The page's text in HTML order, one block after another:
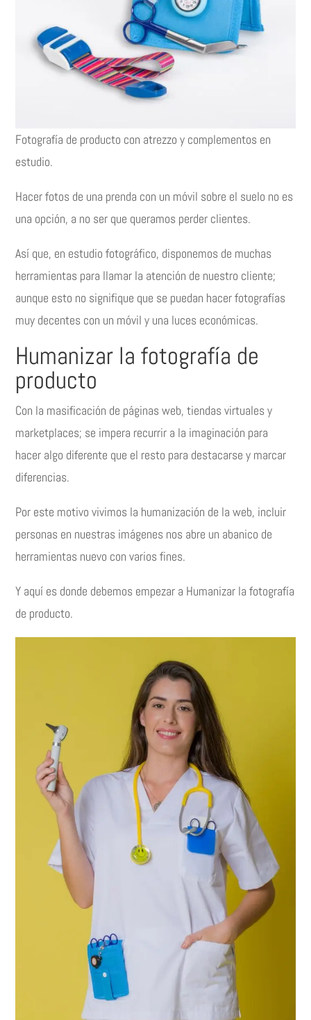
Fotografía de producto con atrezzo y complementos en
estudio.
Hacer fotos de una prenda con un móvil sobre el suelo no es
una opción, a no ser que queramos perder clientes.
Así que, en estudio fotográfico, disponemos de muchas
herramientas para llamar la atención de nuestro cliente;
aunque esto no signifique que se puedan hacer fotografías
muy decentes con un móvil y una luces económicas.
Humanizar la fotografía de
producto
Con la masificación de páginas web, tiendas virtuales y
marketplaces; se impera recurrir a la imaginación para
hacer algo diferente que el resto para destacarse y marcar
diferencias.
Por este motivo vivimos la humanización de la web, incluir
personas en nuestras imágenes nos abre un abanico de
herramientas nuevo con varios fines.
Y aquí es donde debemos empezar a Humanizar la fotografía
de producto.